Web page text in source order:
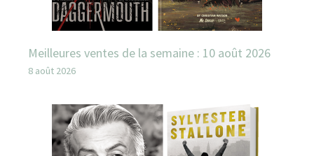
Meilleures ventes de la semaine : 10 août 2026
8 août 2026